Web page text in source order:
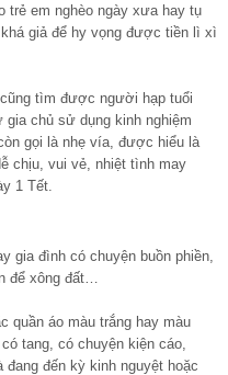
trẻ em nghèo ngày xưa hay tụ
giả để hy vọng được tiền lì xì
tìm được người hạp tuổi
chủ sử dụng kinh nghiệm
gọi là nhẹ vía, được hiểu là
chịu, vui vẻ, nhiệt tình may
1 Tết.
gia đình có chuyện buồn phiền,
để xông đất…
quần áo màu trắng hay màu
tang, có chuyện kiện cáo,
đang đến kỳ kinh nguyệt hoặc